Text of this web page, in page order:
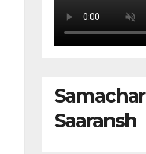
Samachar
Saaransh